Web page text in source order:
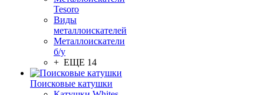
Tesoro
Виды
металлоискателей
Металлоискатели
б/у
+ ЕЩЕ 14
Поисковые катушки